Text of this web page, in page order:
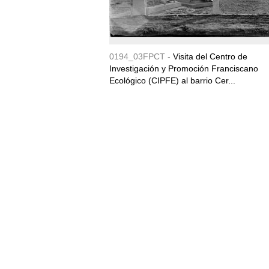
0194_03FPCT - Visita del Centro de
Investigación y Promoción Franciscano
Ecológico (CIPFE) al barrio Cer...